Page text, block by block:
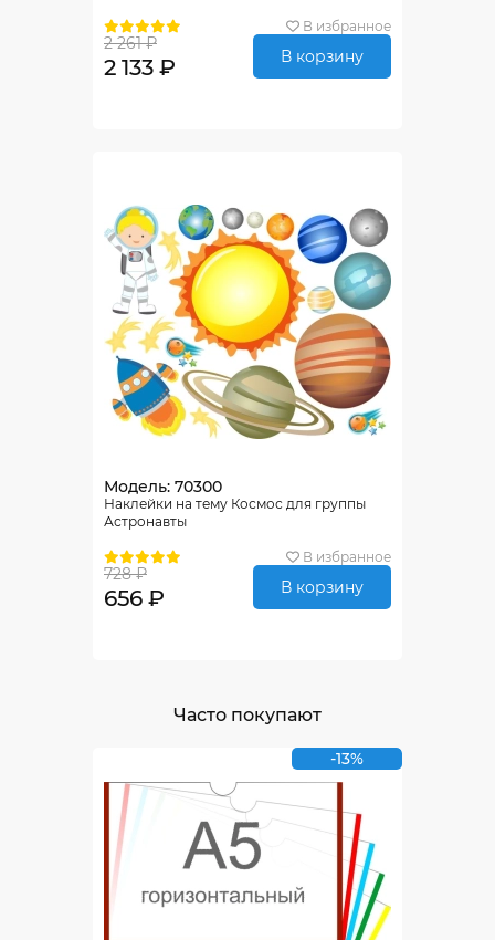
В избранное
2 261 ₽
2 133 ₽ В корзину
Модель: 70300
Наклейки на тему Космос для группы
Астронавты
В избранное
728 ₽
656 ₽ В корзину
Часто покупают
-13%